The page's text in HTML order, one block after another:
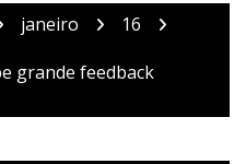
janeiro
16
grande feedback